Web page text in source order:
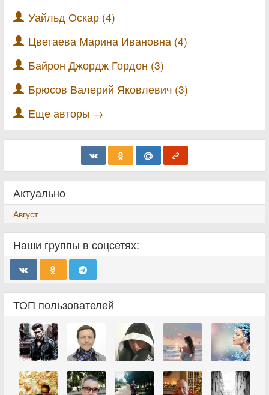
Уайльд Оскар (4)
Цветаева Марина Ивановна (4)
Байрон Джордж Гордон (3)
Брюсов Валерий Яковлевич (3)
Еще авторы →
Актуально
Август
Наши группы в соцсетях:
ТОП пользователей